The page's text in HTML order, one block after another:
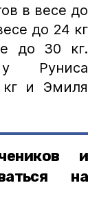
в весе до
до 24 кг
до 30 кг.
Руниса
и Эмиля
и
на